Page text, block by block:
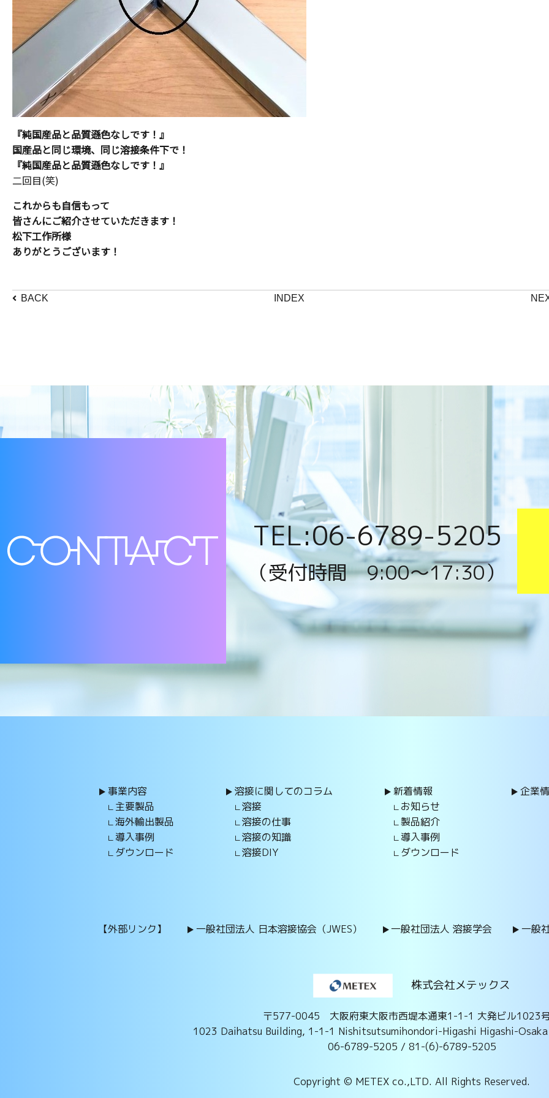
『純国産品と品質遜色なしです！』
国産品と同じ環境、同じ溶接条件下で！
『純国産品と品質遜色なしです！』
二回目(笑)
これからも自信もって
皆さんにご紹介させていただきます！
松下工作所様
ありがとうございます！
BACK INDEX
TEL:06-6789-5205
（受付時間 9:00〜17:30）
事業内容
主要製品
海外輸出製品
導入事例
ダウンロード
溶接に関してのコラム
溶接
溶接の仕事
溶接の知識
溶接DIY
新着情報
お知らせ
製品紹介
導入事例
ダウンロード
企業
【外部リンク】 一般社団法人 日本溶接協会（JWES） 一般社団法人 溶接学会 一般
株式会社メテックス
〒577-0045 大阪府東大阪市西堤本通東1-1-1 大発ビル1023
1023 Daihatsu Building, 1-1-1 Nishitsutsumihondori-Higashi Higashi-
06-6789-5205 / 81-(6)-6789-5205
Copyright ©️ METEX co.,LTD. All Rights Reserved.